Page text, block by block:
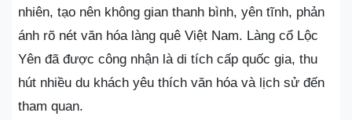
nhiên, tạo nên không gian thanh bình, yên tĩnh, phản
ánh rõ nét văn hóa làng quê Việt Nam. Làng cổ Lộc
Yên đã được công nhận là di tích cấp quốc gia, thu
hút nhiều du khách yêu thích văn hóa và lịch sử đến
tham quan.